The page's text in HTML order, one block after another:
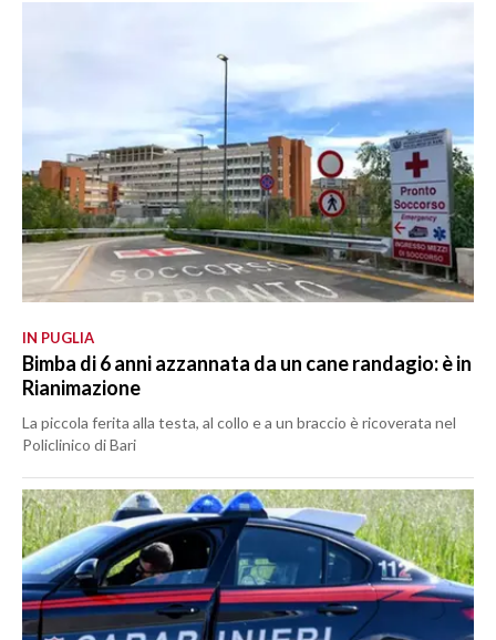
IN PUGLIA
Bimba di 6 anni azzannata da un cane randagio: è in
Rianimazione
La piccola ferita alla testa, al collo e a un braccio è ricoverata nel
Policlinico di Bari